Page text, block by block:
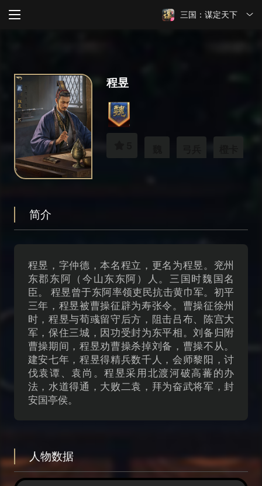
三国：谋定天下
程昱
简介
程昱，字仲德，本名程立，更名为程昱。兖州
东郡东阿（今山东东阿）人。三国时魏国名
臣。 程昱曾于东阿率领吏民抗击黄巾军。初平
三年，程昱被曹操征辟为寿张令。曹操征徐州
时，程昱与荀彧留守后方，阻击吕布、陈宫大
军，保住三城，因功受封为东平相。刘备归附
曹操期间，程昱劝曹操杀掉刘备，曹操不从。
建安七年，程昱得精兵数千人，会师黎阳，讨
伐袁谭、袁尚。程昱采用北渡河破高蕃的办
法，水道得通，大败二袁，拜为奋武将军，封
安国亭侯。
人物数据